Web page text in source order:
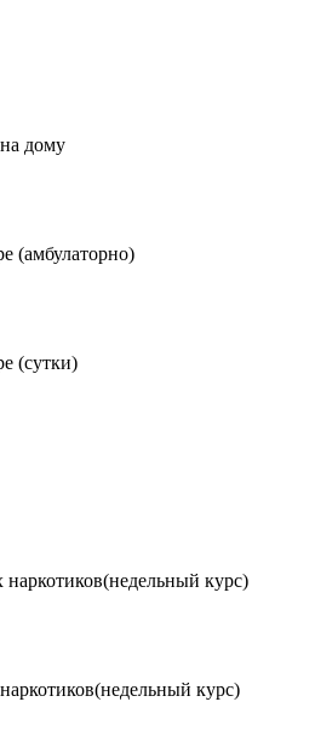
дому
(амбулаторно)
(сутки)
наркотиков(недельный курс)
курс)